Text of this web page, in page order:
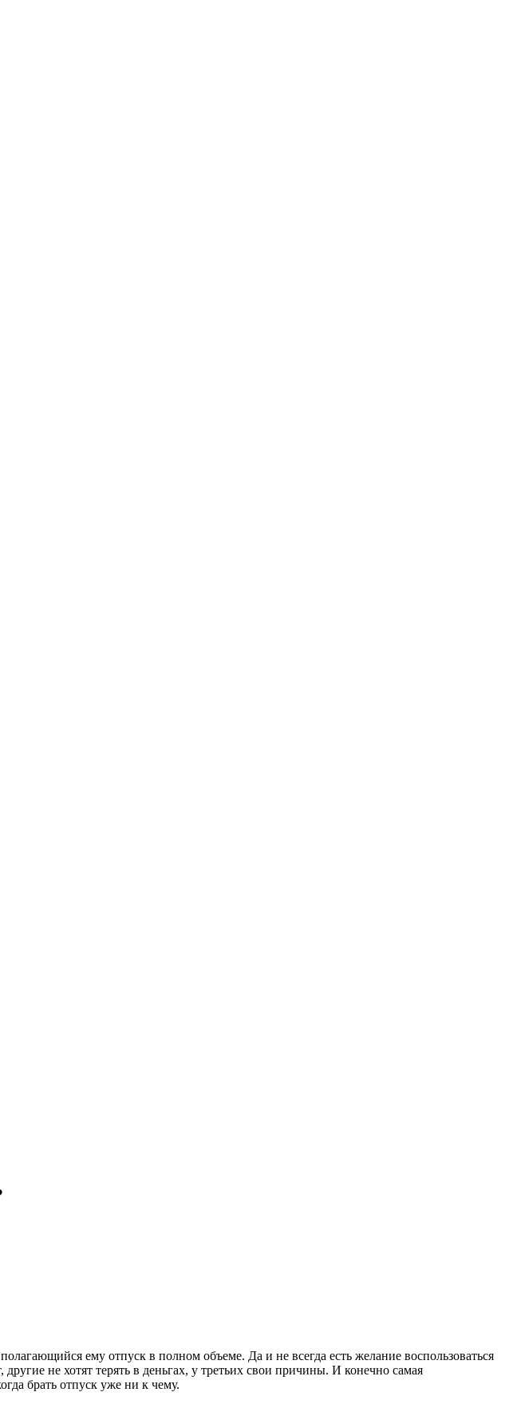
ему отпуск в полном объеме. Да и не всегда есть желание воспользоваться
не хотят терять в деньгах, у третьих свои причины. И конечно самая
брать отпуск уже ни к чему.